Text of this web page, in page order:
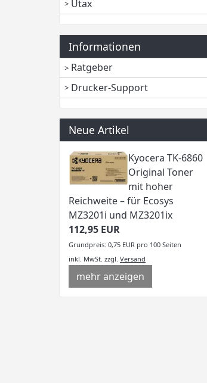
Utax
Informationen
Ratgeber
Drucker-Support
Neue Artikel
Kyocera TK-6860
Original Toner
mit hoher
Reichweite – für Ecosys
MZ3201i und MZ3201ix
112,95 EUR
Grundpreis: 0,75 EUR pro 100 Seiten
inkl. MwSt. zzgl. Versand
mehr anzeigen